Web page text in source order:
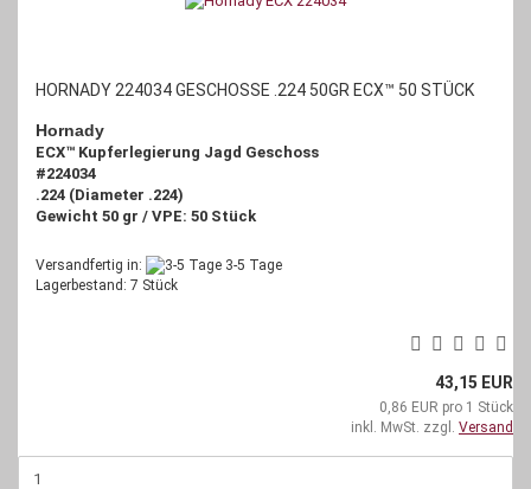
HORNADY 224034 GESCHOSSE .224 50GR ECX™ 50 STÜCK
Hornady
ECX™ Kupferlegierung Jagd Geschoss
#224034
.224 (Diameter .224)
Gewicht 50 gr / VPE: 50 Stück
Versandfertig in:
3-5 Tage
Lagerbestand: 7 Stück
43,15 EUR
0,86 EUR pro 1 Stück
inkl. MwSt. zzgl. Versand